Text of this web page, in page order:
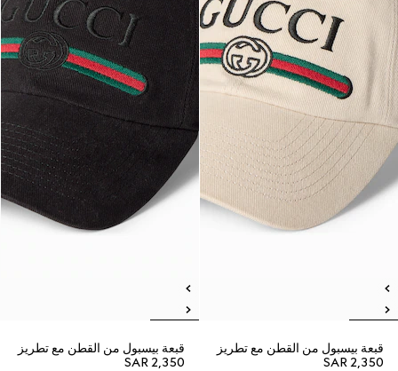
قبعة بيسبول من القطن مع تطريز
SAR 2,350
قبعة بيسبول من القطن مع تطريز
SAR 2,350